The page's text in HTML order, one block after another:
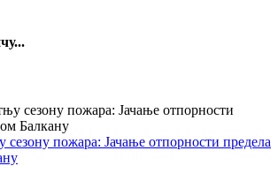
сезону пожара: Јачање отпорности предела